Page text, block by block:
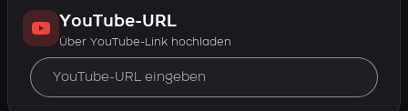
YouTube-URL
Über YouTube-Link hochladen